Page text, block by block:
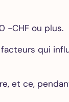
-CHF ou plus.
qui
et ce,